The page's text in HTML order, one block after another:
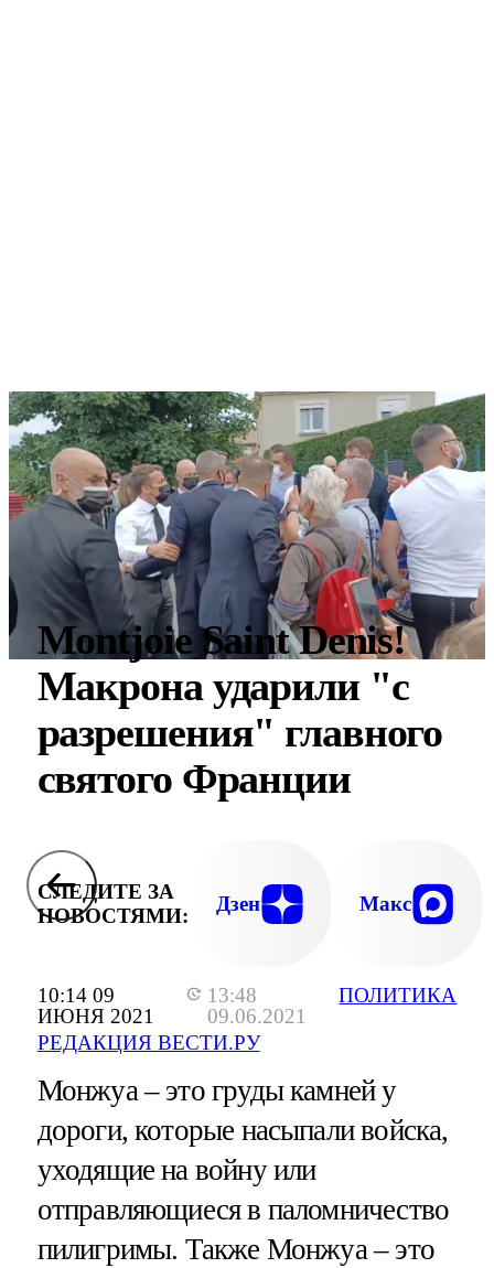
10:14 09
ИЮНЯ 2021
13:48
09.06.2021
РЕДАКЦИЯ ВЕСТИ.РУ
ПОЛИТИКА
Montjoie Saint Denis!
Макрона ударили "с
разрешения" главного
святого Франции
СЛЕДИТЕ ЗА
НОВОСТЯМИ:
Дзен Макс
Монжуа – это груды камней у
дороги, которые насыпали войска,
уходящие на войну или
отправляющиеся в паломничество
пилигримы. Также Монжуа – это